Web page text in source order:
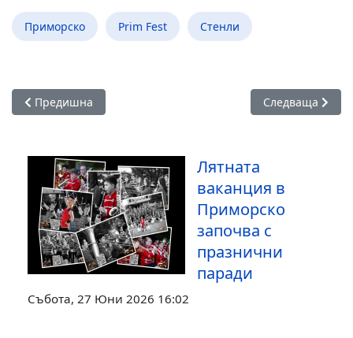
Приморско Prim Fest Стенли
Предишна статия: Приморско вече е официален
Предишна Следваща
Следваща
Лятната
ваканция в
Приморско
започва с
празнични
паради
Събота, 27 Юни 2026 16:02